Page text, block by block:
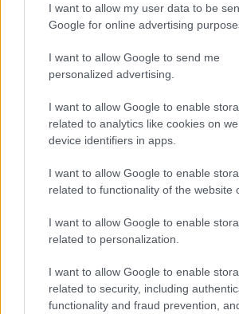
I want to allow my user data to be
Google for online advertising
I want to allow Google to send me
personalized advertising.
I want to allow Google to enable
related to analytics like cookies on
device identifiers in apps.
I want to allow Google to enable
related to functionality of the website
I want to allow Google to enable
related to personalization.
I want to allow Google to enable
related to security, including
functionality and fraud prevention,
PETA ha afirmado que su
sentar las bases para estas
miles de personas en contra de la
animal. Este esfuerzo colectivo ha
cerrar instalaciones que maltratan
ha fomentado un cambio en la
respecto a la protección animal.